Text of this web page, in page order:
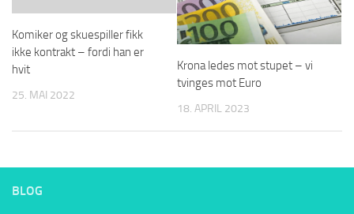
Komiker og skuespiller fikk
ikke kontrakt – fordi han er
hvit
25. MAI 2022
Krona ledes mot stupet – vi
tvinges mot Euro
18. APRIL 2023
BLOG